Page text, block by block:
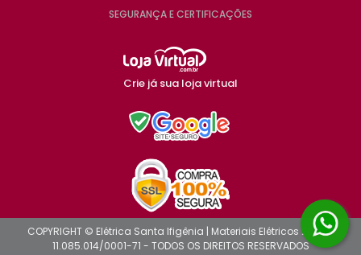
SEGURANÇA E CERTIFICAÇÕES
Crie já sua loja virtual
COPYRIGHT © Elétrica Santa Ifigênia | Materiais Elétricos 2026 -
11.085.014/0001-71 - TODOS OS DIREITOS RESERVADOS